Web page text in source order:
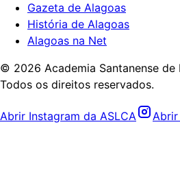
Gazeta de Alagoas
História de Alagoas
Alagoas na Net
© 2026 Academia Santanense
Todos os direitos reservados.
Abrir Instagram da ASLCA Abrir